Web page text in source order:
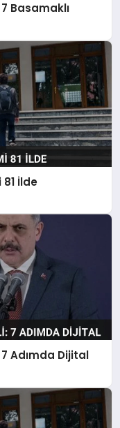
Basamaklı
İlde
Adımda Dijital